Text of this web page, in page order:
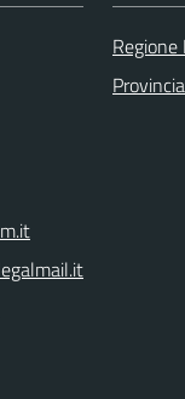
Regione